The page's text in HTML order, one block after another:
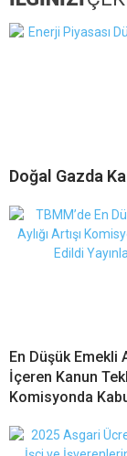
Doğal Gazda
En Düşük Emekli
İçeren Kanun
Komisyonda